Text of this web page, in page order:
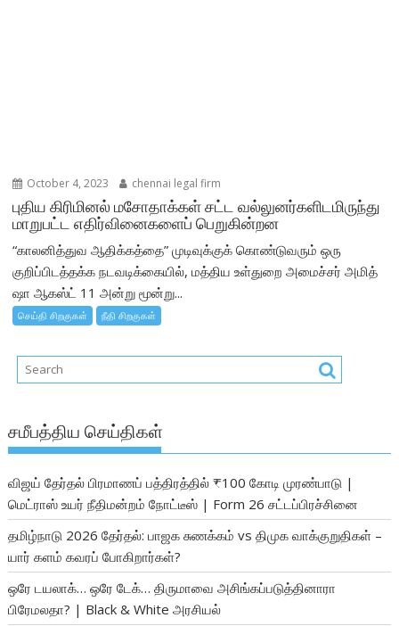
October 4, 2023 chennai legal firm
புதிய கிரிமினல் மசோதாக்கள் சட்ட வல்லுனர்களிடமிருந்து
மாறுபட்ட எதிர்வினைகளைப் பெறுகின்றன
“காலனித்துவ ஆதிக்கத்தை” முடிவுக்குக் கொண்டுவரும் ஒரு
குறிப்பிடத்தக்க நடவடிக்கையில், மத்திய உள்துறை அமைச்சர் அமித்
ஷா ஆகஸ்ட் 11 அன்று மூன்று...
செய்தி சிறகுகள் நீதி சிறகுகள்
சமீபத்திய செய்திகள்
விஜய் தேர்தல் பிரமாணப் பத்திரத்தில் ₹100 கோடி முரண்பாடு |
மெட்ராஸ் உயர் நீதிமன்றம் நோட்டீஸ் | Form 26 சட்டப்பிரச்சினை
தமிழ்நாடு 2026 தேர்தல்: பாஜக சுணக்கம் vs திமுக வாக்குறுதிகள் –
யார் களம் கவரப் போகிறார்கள்?
ஒரே டயலாக்… ஒரே டேக்… திருமாவை அசிங்கப்படுத்தினாரா
பிரேமலதா? | Black & White அரசியல்